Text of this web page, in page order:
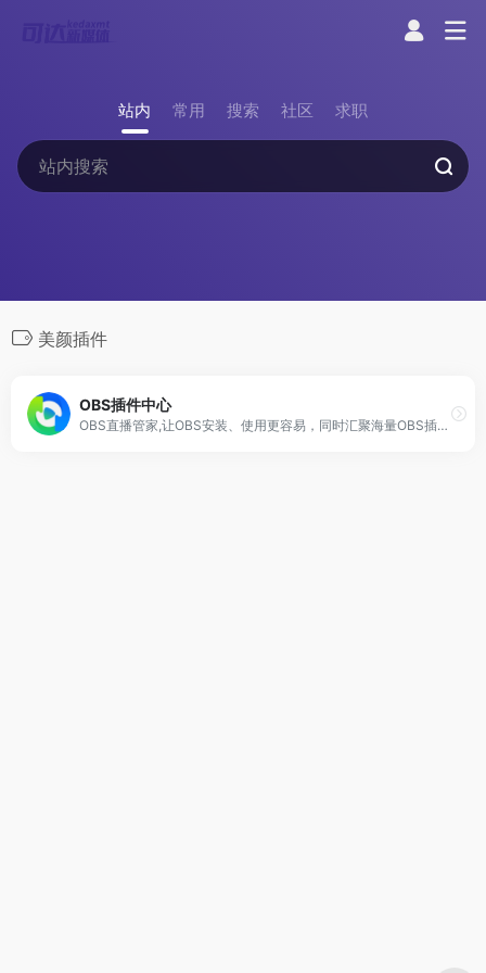
站内 常用 搜索 社区 求职
美颜插件
OBS插件中心
OBS直播管家,让OBS安装、使用更容易，同时汇聚海量OBS插件,比如美颜插件、弹幕助手等，让你直播间脱颖而出,礼物多多。